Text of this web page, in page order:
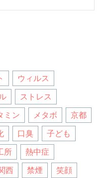
ウィルス
ストレス
ミン メタボ
京都
口臭
子ども
所
熱中症
西 禁煙
笑顔